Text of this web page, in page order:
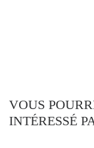
VOUS
INTÉRESSÉ